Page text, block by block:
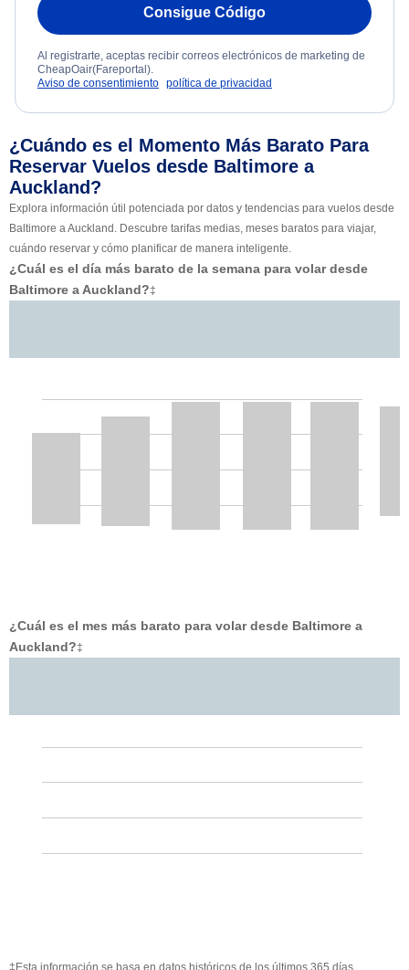
Consigue Código
Al registrarte, aceptas recibir correos electrónicos de marketing de
CheapOair(Fareportal).
Aviso de consentimiento política de privacidad
¿Cuándo es el Momento Más Barato Para
Reservar Vuelos desde Baltimore a
Auckland?
Explora información útil potenciada por datos y tendencias para vuelos desde
Baltimore a Auckland. Descubre tarifas medias, meses baratos para viajar,
cuándo reservar y cómo planificar de manera inteligente.
¿Cuál es el día más barato de la semana para volar desde
Baltimore a Auckland?‡
¿Cuál es el mes más barato para volar desde Baltimore a
Auckland?‡